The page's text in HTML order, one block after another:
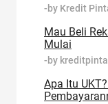
-by Kredit
Mau Beli
Mulai
-by
Apa Itu